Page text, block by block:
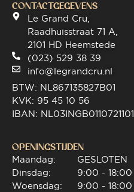
CONTACTGEGEVENS
Le Grand Cru,
Raadhuisstraat 71 A,
2101 HD Heemstede
(023) 529 38 39
info@legrandcru.nl
BTW: NL867135827B01
KVK: 95 45 10 56
IBAN: NL03INGB0110721101
OPENINGSTIJDEN
Maandag:
Dinsdag:
Woensdag:
GESLOTEN
9:00 - 18:00
9:00 - 18:00